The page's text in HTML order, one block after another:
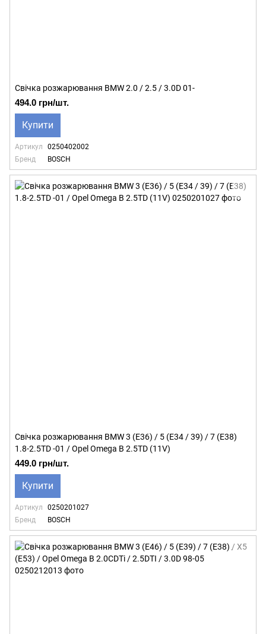
Свічка розжарювання BMW 2.0 / 2.5 / 3.0D 01-
494.0 грн/шт.
Купити
Артикул
0250402002
Бренд
BOSCH
Свічка розжарювання BMW 3 (E36) / 5 (E34 / 39) / 7 (E38)
1.8-2.5TD -01 / Opel Omega B 2.5TD (11V)
449.0 грн/шт.
Купити
Артикул
0250201027
Бренд
BOSCH